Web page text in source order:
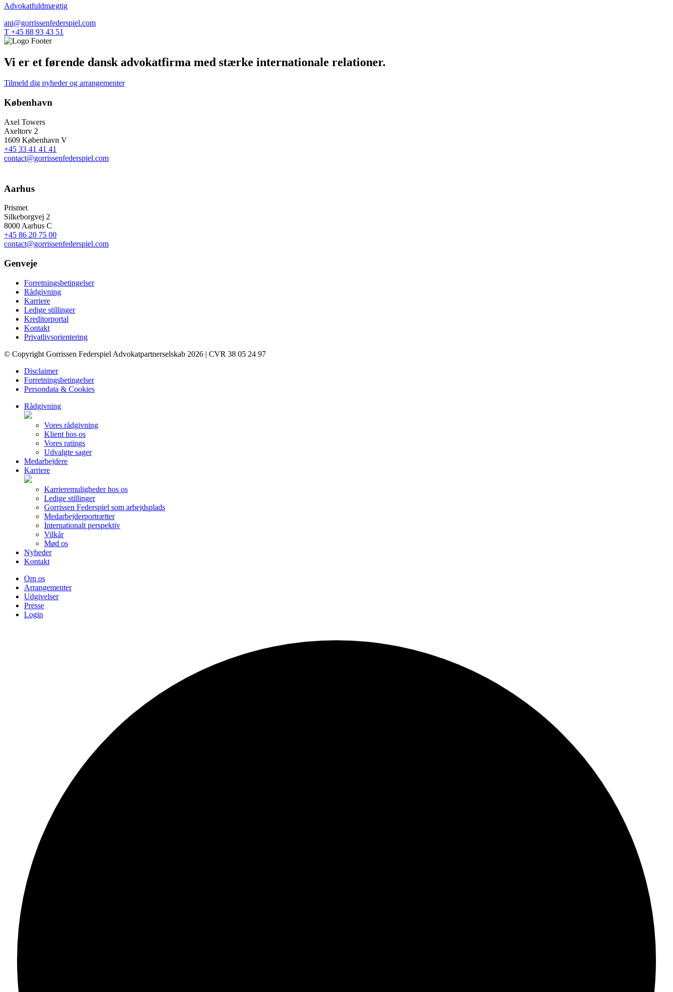
Advokatfuldmægtig
ani@gorrissenfederspiel.com
T +45 88 93 43 51
Vi er et førende dansk advokatfirma med stærke internationale relationer.
Tilmeld dig nyheder og arrangementer
København
Axel Towers
Axeltorv 2
1609 København V
+45 33 41 41 41
contact@gorrissenfederspiel.com
Aarhus
Prismet
Silkeborgvej 2
8000 Aarhus C
+45 86 20 75 00
contact@gorrissenfederspiel.com
Genveje
Forretningsbetingelser
Rådgivning
Karriere
Ledige stillinger
Kreditorportal
Kontakt
Privatlivsorientering
© Copyright Gorrissen Federspiel Advokatpartnerselskab 2026 | CVR 38 05 24 97
Disclaimer
Forretningsbetingelser
Persondata & Cookies
Rådgivning
Vores rådgivning
Klient hos os
Vores ratings
Udvalgte sager
Medarbejdere
Karriere
Karrieremuligheder hos os
Ledige stillinger
Gorrissen Federspiel som arbejdsplads
Medarbejderportrætter
Internationalt perspektiv
Vilkår
Mød os
Nyheder
Kontakt
Om os
Arrangementer
Udgivelser
Presse
Login